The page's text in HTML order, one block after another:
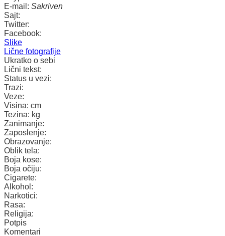
E-mail: Sakriven
Sajt:
Twitter:
Facebook:
Slike
Lične fotografije
Ukratko o sebi
Lični tekst:
Status u vezi:
Trazi:
Veze:
Visina: cm
Tezina: kg
Zanimanje:
Zaposlenje:
Obrazovanje:
Oblik tela:
Boja kose:
Boja očiju:
Cigarete:
Alkohol:
Narkotici:
Rasa:
Religija:
Potpis
Komentari